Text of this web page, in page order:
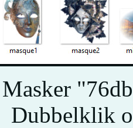
Dubbelklik